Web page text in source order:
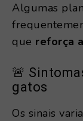
Algumas
que reforça
🚨
gatos
Os sinais